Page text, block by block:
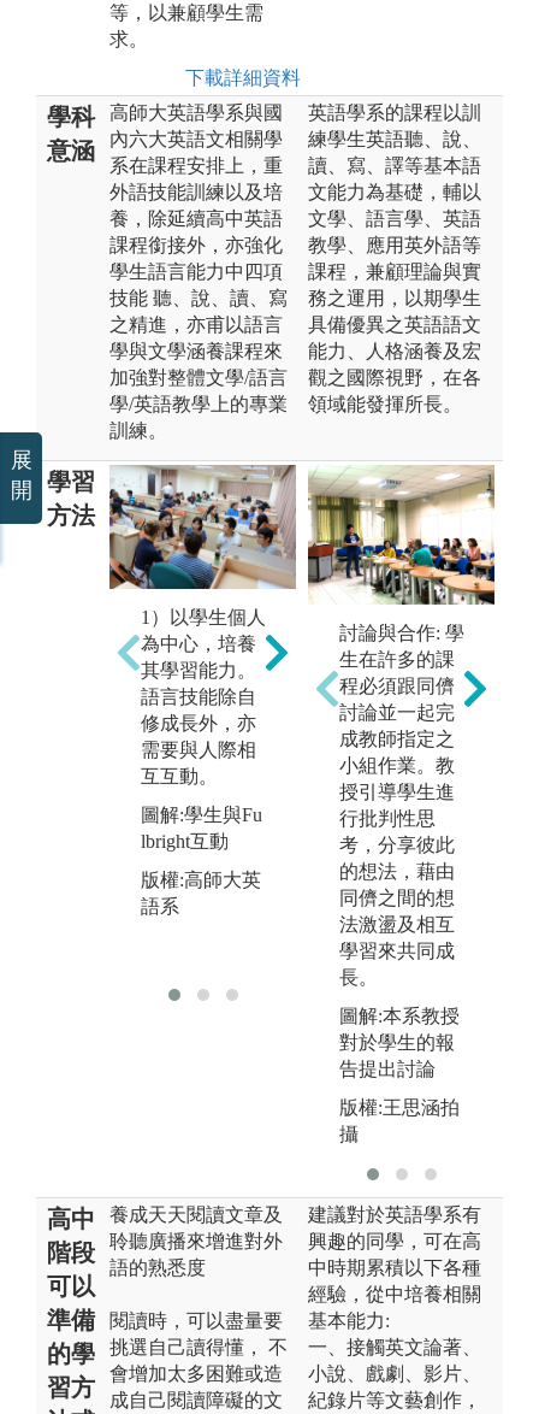
等，以兼顧學生需
求。
下載詳細資料
學科
意涵
高師大英語學系與國
內六大英語文相關學
系在課程安排上，重
外語技能訓練以及培
養，除延續高中英語
課程銜接外，亦強化
學生語言能力中四項
技能 聽、說、讀、寫
之精進，亦甫以語言
學與文學涵養課程來
加強對整體文學/語言
學/英語教學上的專業
訓練。
英語學系的課程以訓
練學生英語聽、說、
讀、寫、譯等基本語
文能力為基礎，輔以
文學、語言學、英語
教學、應用英外語等
課程，兼顧理論與實
務之運用，以期學生
具備優異之英語語文
能力、人格涵養及宏
觀之國際視野，在各
領域能發揮所長。
學習
方法
1）以學生個人
為中心，培養
其學習能力。
語言技能除自
修成長外，亦
需要與人際相
互互動。
圖解:學生與Fu
lbright互動
版權:高師大英
語系
2）重視學生自
我探索和發現
的學習過程。
自覺反思是學
習過程中不斷
嘗試與經驗累
積必要的過
程。
圖解:廣播電台
實習
版權:高師大英
語系
討論與合作: 學
生在許多的課
程必須跟同儕
討論並一起完
成教師指定之
小組作業。教
授引導學生進
行批判性思
考，分享彼此
的想法，藉由
同儕之間的想
法激盪及相互
學習來共同成
長。
圖解:本系教授
對於學生的報
告提出討論
版權:王思涵拍
攝
高中
階段
可以
準備
的學
習方
養成天天閱讀文章及
聆聽廣播來增進對外
語的熟悉度
閱讀時，可以盡量要
挑選自己讀得懂， 不
會增加太多困難或造
成自己閱讀障礙的文
建議對於英語學系有
興趣的同學，可在高
中時期累積以下各種
經驗，從中培養相關
基本能力:
一、接觸英文論著、
小說、戲劇、影片、
紀錄片等文藝創作，
展
開